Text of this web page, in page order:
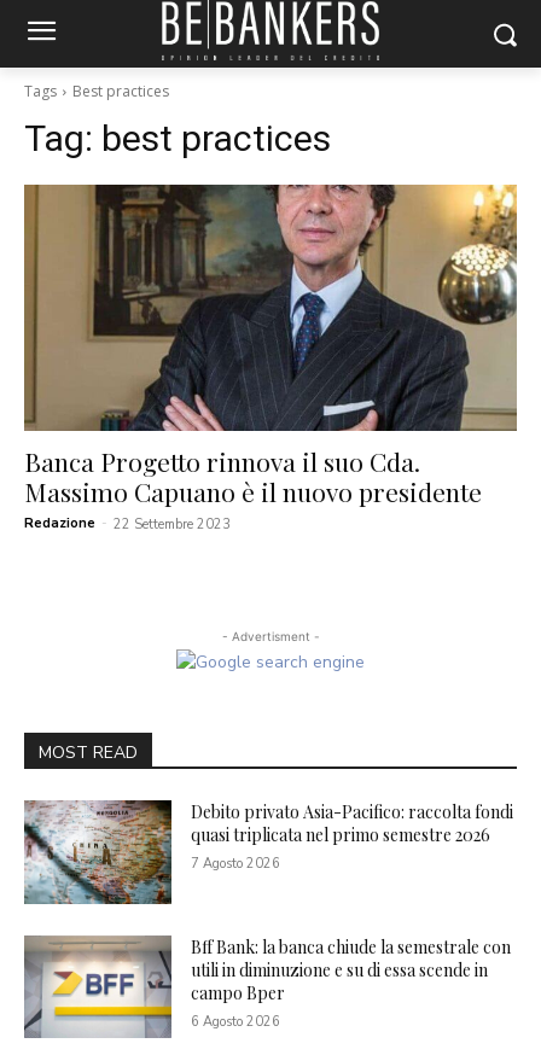
Tags Best practices
Tag: best practices
Banca Progetto rinnova il suo Cda.
Massimo Capuano è il nuovo presidente
Redazione - 22 Settembre 2023
- Advertisment -
MOST READ
Debito privato Asia-Pacifico: raccolta fondi
quasi triplicata nel primo semestre 2026
7 Agosto 2026
Bff Bank: la banca chiude la semestrale con
utili in diminuzione e su di essa scende in
campo Bper
6 Agosto 2026